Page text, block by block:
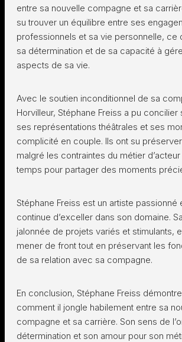
entre sa nouvelle compagne et sa
su trouver un équilibre entre ses
professionnels et sa vie personnelle, ce
sa détermination et de sa capacité à
aspects de sa vie.
Avec le soutien inconditionnel de sa
Horvilleur, Stéphane Freiss a pu concilier
ses représentations théâtrales et ses
complicité en couple. Ils ont su
malgré les contraintes du métier
temps pour partager des moments
Stéphane Freiss est un artiste passionné
continue d’exceller dans son domaine.
jalonnée de projets variés et stimulants,
mener de front tout en préservant les
de sa relation avec sa compagne.
En conclusion, Stéphane Freiss
comment il jongle habilement entre sa
compagne et sa carrière. Son sens de
détermination et son amour pour son